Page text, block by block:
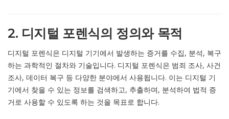
2. 디지털 포렌식의 정의와 목적
디지털 포렌식은 디지털 기기에서 발생하는 증거를 수집, 분석, 복구
하는 과학적인 절차와 기술입니다. 디지털 포렌식은 범죄 조사, 사건
조사, 데이터 복구 등 다양한 분야에서 사용됩니다. 이는 디지털 기
기에서 찾을 수 있는 정보를 검색하고, 추출하며, 분석하여 법적 증
거로 사용할 수 있도록 하는 것을 목표로 합니다.